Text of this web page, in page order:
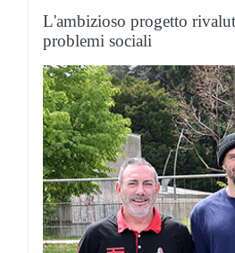
L'ambizioso progetto
problemi sociali